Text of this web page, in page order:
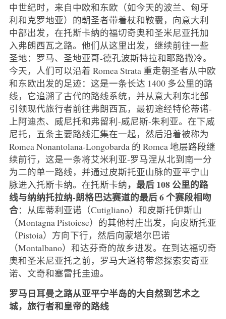
中世纪时，来自中欧和东欧（如今天的波兰、匈牙
利和克罗地亚）的朝圣者带着杖和鞍囊，向意大利
中部出发，在托斯卡纳的福切奇奥和圣米尼亚托加
入弗朗西瓦之路。他们从这里出发，继续前往一些
圣地：罗马、圣地亚哥-德孔波斯特拉和耶路撒冷。
今天，人们可以沿着 Romea Strata 重走朝圣者从中欧
和东欧出发的足迹：这是一条长达 1400 多公里的路
线，它追溯了古代的路线系统，并从意大利东北部
引领现代旅行者前往弗朗西瓦，最初途经特伦蒂诺-
上阿迪杰、威尼托和弗留利-威尼斯-朱利亚。在下威
尼托，五条主要路线汇集在一起，然后沿着被称为
Romea Nonantolana-Longobarda 的 Romea 地层路段继
续前行，这是一条将艾米利亚-罗马涅从北到南一分
为二的单一路线，并通过皮斯托亚山脉的亚平宁山
脉进入托斯卡纳。在托斯卡纳，最后 108 公里的路
线与纳纳托拉纳-朗格巴达赛道的最后 6 个赛段相吻
合：从库蒂利亚诺（Cutigliano）和皮斯托伊斯山
（Montagna Pistoiese）的其他村庄出发，向皮斯托亚
（Pistoia）方向下行，然后向蒙塔尔巴诺
（Montalbano）和达芬奇的故乡进发。在到达福切奇
奥和圣米尼亚托之前，罗马大道将带您探索安奇亚
诺、文奇和塞雷托圭迪。
罗马日耳曼之路从亚平宁半岛的大自然到艺术之
城，旅行者和皇帝的路线